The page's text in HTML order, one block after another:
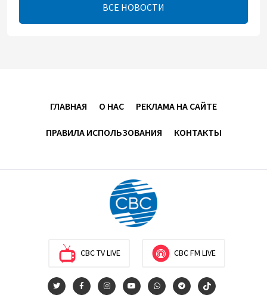
Вашингтонский саммит стал отправной точкой
Арменией — Ариэль Коэн
Вашингтонский саммит вывел Армению из тупика -
Сегодня через Азербайджан в Армению будет
8 августа 2026
ВСЕ НОВОСТИ
ГЛАВНАЯ О НАС РЕКЛАМА НА САЙТЕ
ПРАВИЛА ИСПОЛЬЗОВАНИЯ КОНТАКТЫ
CBC TV LIVE CBC FM LIVE